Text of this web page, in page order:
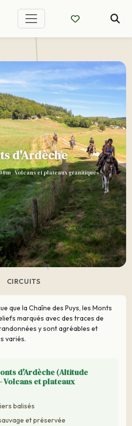
d'Ardèche
- Volcans et plateaux granitiques
CIRCUITS
que la Chaîne des Puys, les Monts
marqués avec des traces de
y sont agréables et
variés.
d'Ardèche (Altitude
Volcans et plateaux
balisés
et préservée